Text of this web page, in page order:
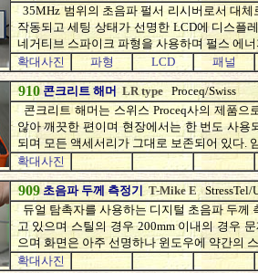
35MHz 범위의 초음파 펄서 리시버로서 대체
작동되고 세팅 상태가 선명한 LCD에 디스플
네거티브 스파이크 파형을 사용하며 펄스 에
확대사진
파형 LCD 패널
910 콘크리트 해머 LR type Proceq/Swiss
콘크리트 해머는 스위스 Proceq사의 제품으
않아 깨끗한 편이며 현장에서는 한 번도 사
되며 모든 액세서리가 그대로 보존되어 있다.
확대사진
909 초음파 두께 측정기 T-Mike E StressTel/
듀얼 탐촉자를 사용하는 디지털 초음파 두께
고 있으며 스틸의 경우 200mm 이내의 경우
으며 화면은 아주 선명하나 윈도우에 약간의
확대사진